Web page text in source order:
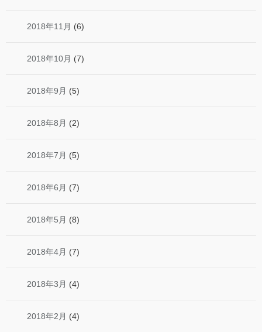
2018年11月 (6)
2018年10月 (7)
2018年9月 (5)
2018年8月 (2)
2018年7月 (5)
2018年6月 (7)
2018年5月 (8)
2018年4月 (7)
2018年3月 (4)
2018年2月 (4)